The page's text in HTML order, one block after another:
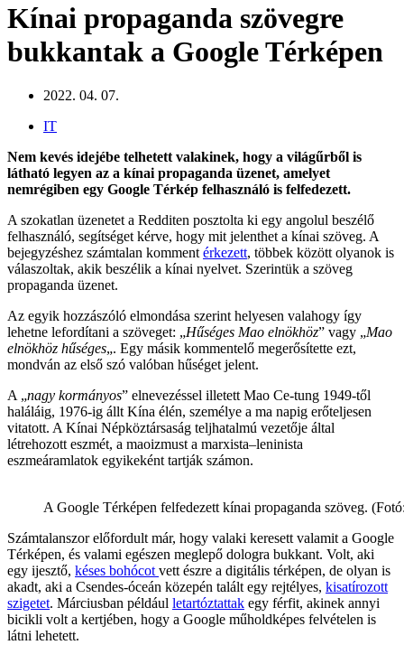
Kínai propaganda szövegre
bukkantak a Google Térképen
2022. 04. 07.
IT
Nem kevés idejébe telhetett valakinek, hogy a világűrből is
látható legyen az a kínai propaganda üzenet, amelyet
nemrégiben egy Google Térkép felhasználó is felfedezett.
A szokatlan üzenetet a Redditen posztolta ki egy angolul beszélő
felhasználó, segítséget kérve, hogy mit jelenthet a kínai szöveg. A
bejegyzéshez számtalan kommentérkezett, többek között olyanok is
válaszoltak, akik beszélik a kínai nyelvet. Szerintük a szöveg
propaganda üzenet.
Az egyik hozzászóló elmondása szerint helyesen valahogy így
lehetne lefordítani a szöveget: „Hűséges Mao elnökhöz” vagy „Mao
elnökhöz hűséges„. Egy másik kommentelő megerősítette ezt,
mondván az első szó valóban hűséget jelent.
A „nagy kormányos” elnevezéssel illetett Mao Ce-tung 1949-től
haláláig, 1976-ig állt Kína élén, személye a ma napig erőteljesen
vitatott. A Kínai Népköztársaság teljhatalmú vezetője által
létrehozott eszmét, a maoizmust a marxista–leninista
eszmeáramlatok egyikeként tartják számon.
A Google Térképen felfedezett kínai propaganda szöveg.
Számtalanszor előfordult már, hogy valaki keresett valamit a Google
Térképen, és valami egészen meglepő dologra bukkant. Volt, aki
egy ijesztő, késes bohócotvett észre a digitális térképen, de olyan is
akadt, aki a Csendes-óceán közepén talált egy rejtélyes, kisatírozott
szigetet. Márciusban például letartóztattak egy férfit, akinek annyi
bicikli volt a kertjében, hogy a Google műholdképes felvételen is
látni lehetett.